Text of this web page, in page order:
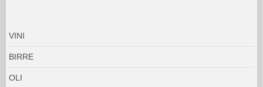
VINI
BIRRE
OLI